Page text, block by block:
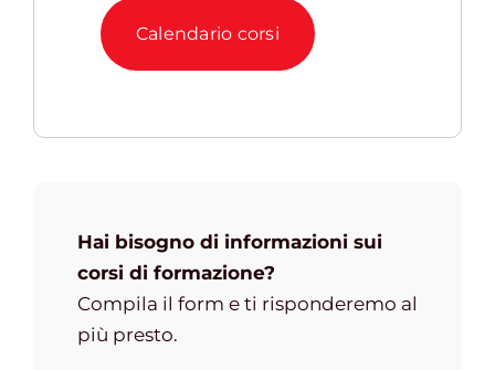
Calendario corsi
Hai bisogno di informazioni sui
corsi di formazione?
Compila il form e ti risponderemo al
più presto.